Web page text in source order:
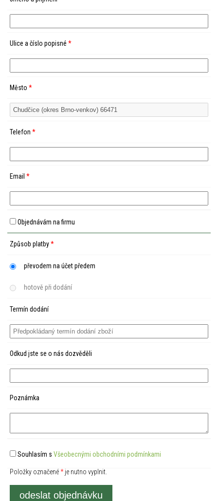
Ulice a číslo popisné *
Město *
Telefon *
Email *
Objednávám na firmu
Způsob platby*
převodem na účet předem
hotově při dodání
Termín dodání
Odkud jste se o nás dozvěděli
Poznámka
Souhlasím s Všeobecnými obchodními podmínkami
Položky označené*je nutno vyplnit.
odeslat objednávku